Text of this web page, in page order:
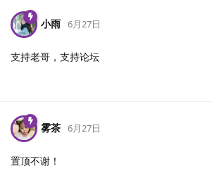
小雨 6月27日
支持老哥，支持论坛
雾茶 6月27日
置顶不谢！